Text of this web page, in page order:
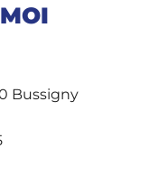
Bussigny